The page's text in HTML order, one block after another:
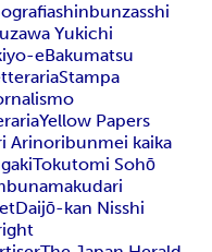
shinbunzasshi
Yukichi
eBakumatsu
Stampa
Yellow Papers
Arinoribunmei kaika
Tokutomi Sohō
amakudari
Daijō-kan Nisshi